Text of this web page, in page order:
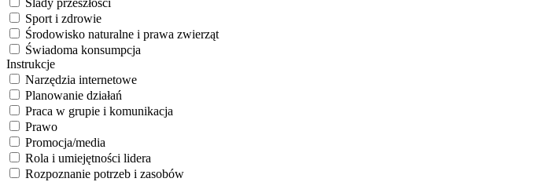
Ślady przeszłości
Sport i zdrowie
Środowisko naturalne i prawa zwierząt
Świadoma konsumpcja
Instrukcje
Narzędzia internetowe
Planowanie działań
Praca w grupie i komunikacja
Prawo
Promocja/media
Rola i umiejętności lidera
Rozpoznanie potrzeb i zasobów